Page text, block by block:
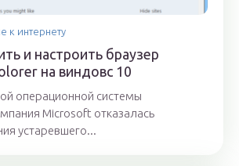
к интернету
и настроить браузер
на виндовс 10
операционной системы
Microsoft отказалась
устаревшего...